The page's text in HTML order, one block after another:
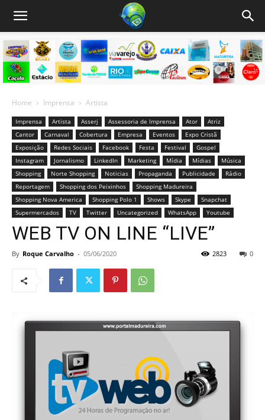
Home Imprensa Artista
Imprensa Artista Asserj Assessoria de Imprensa Ator
Atriz
Cantor
Carnaval Cobertura Empresa Eventos
Expo Cristã
Exposição
Redes Sociais Facebook Festa Festival
Gospel
Instagram
Jornalismo LinkedIn Marketing Mídia Mídias
Música
Shopping
Norte Shopping Noticias Propaganda Publicidade
Rádio
Reportagem
Shopping dos Peixinhos
Shopping Madureira
Shopping Nova America
Shopping Polo 1 Shows Skype
Snapchat
Supermercados
TV Twitter Uncategorized WhatsApp Youtube
WEB TV ON LINE “LIVE”
By Roque Carvalho - 05/06/2020 0
2823